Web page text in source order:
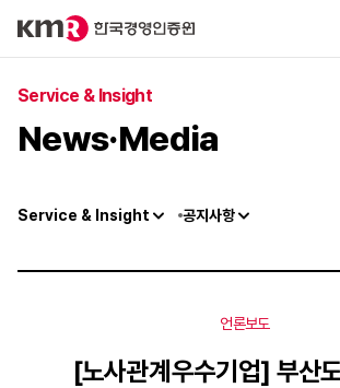
Service & Insight
News·Media
Service & Insight 공지사항
언론보도
[노사관계우수기업] 부산